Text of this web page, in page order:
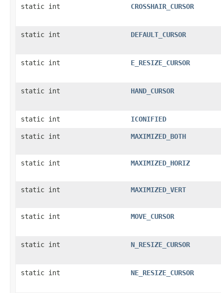
static int CROSSHAIR_CURSOR
static int DEFAULT_CURSOR
static int E_RESIZE_CURSOR
static int HAND_CURSOR
static int ICONIFIED
static int MAXIMIZED_BOTH
static int MAXIMIZED_HORIZ
static int MAXIMIZED_VERT
static int MOVE_CURSOR
static int N_RESIZE_CURSOR
static int NE_RESIZE_CURSOR